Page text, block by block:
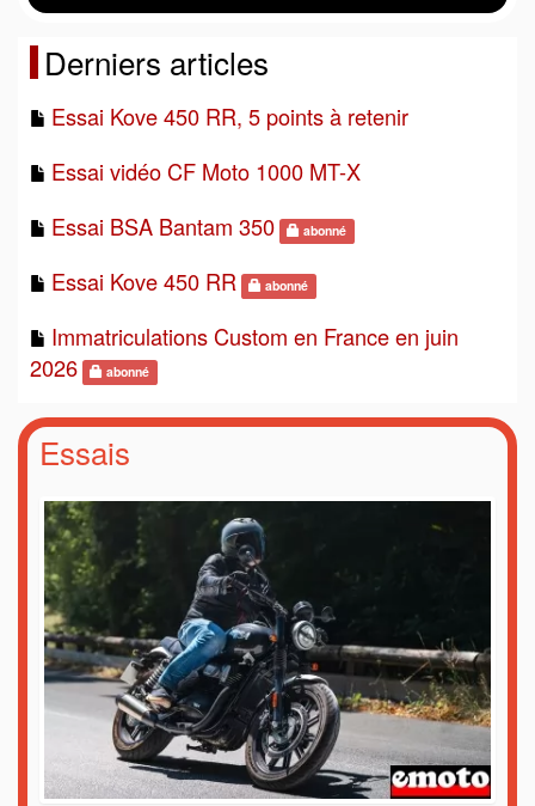
Derniers articles
Essai Kove 450 RR, 5 points à retenir
Essai vidéo CF Moto 1000 MT-X
Essai BSA Bantam 350
abonné
Essai Kove 450 RR abonné
Immatriculations Custom en France en juin
2026
abonné
Essais